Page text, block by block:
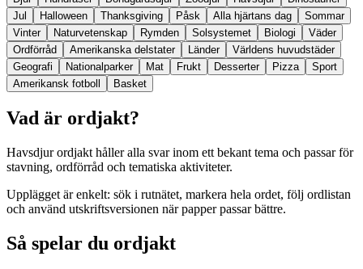
Jul
Halloween Thanksgiving Påsk Alla hjärtans dag
Sommar
Vinter
Naturvetenskap Rymden Solsystemet Biologi
Väder
Ordförråd
Amerikanska delstater Länder
Världens huvudstäder
Geografi
Nationalparker Mat Frukt Desserter Pizza
Sport
Amerikansk fotboll
Basket
Vad är ordjakt?
Havsdjur ordjakt håller alla svar inom ett bekant tema och passar för
stavning, ordförråd och tematiska aktiviteter.
Upplägget är enkelt: sök i rutnätet, markera hela ordet, följ ordlistan
och använd utskriftsversionen när papper passar bättre.
Så spelar du ordjakt